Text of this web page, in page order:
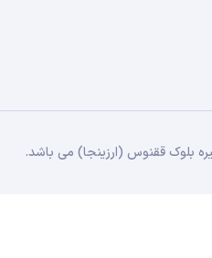
بلوک ققنوس (ارزینجا) می باشد.